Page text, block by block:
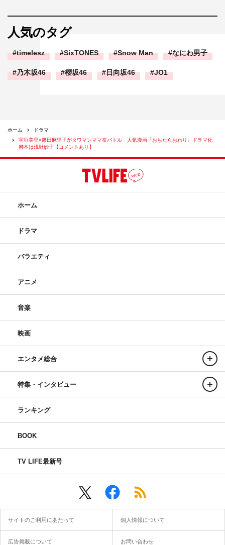
人気のタグ
timelesz SixTONES Snow Man なにわ男子
乃木坂46 櫻坂46 日向坂46 JO1
ホーム
ドラマ
宇垣美里×篠田麻里子がタワマンママ友バトル 人気漫画『おちたらおわり』ドラマ化
脚本は浅野妙子【コメントあり】
ホーム
ドラマ
バラエティ
アニメ
音楽
映画
エンタメ総合
特集・インタビュー
ランキング
BOOK
TV LIFE最新号
サイトのご利用にあたって 個人情報について
広告掲載について お問い合わせ